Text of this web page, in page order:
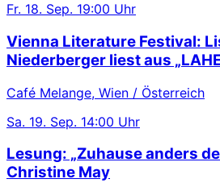
Fr. 18. Sep. 19:00 Uhr
Vienna Literature Festival:
Niederberger liest aus
Café Melange, Wien / Österreich
Sa. 19. Sep. 14:00 Uhr
Lesung: „Zuhause anders
Christine May